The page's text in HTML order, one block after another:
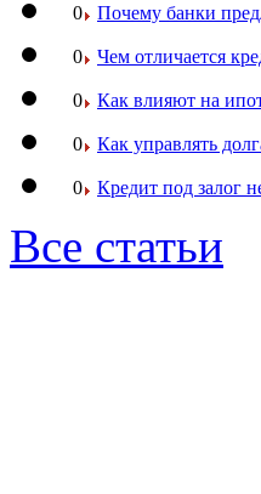
0 Почему банки
0 Чем отличается
0 Как влияют на
0 Как управлять
0 Кредит под залог
Все статьи